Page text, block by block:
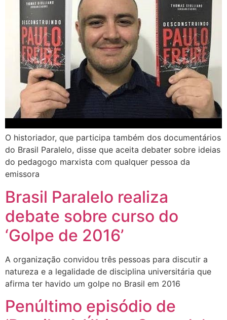
O historiador, que participa também dos documentários
do Brasil Paralelo, disse que aceita debater sobre ideias
do pedagogo marxista com qualquer pessoa da
emissora
Brasil Paralelo realiza
debate sobre curso do
‘Golpe de 2016’
A organização convidou três pessoas para discutir a
natureza e a legalidade de disciplina universitária que
afirma ter havido um golpe no Brasil em 2016
Penúltimo episódio de